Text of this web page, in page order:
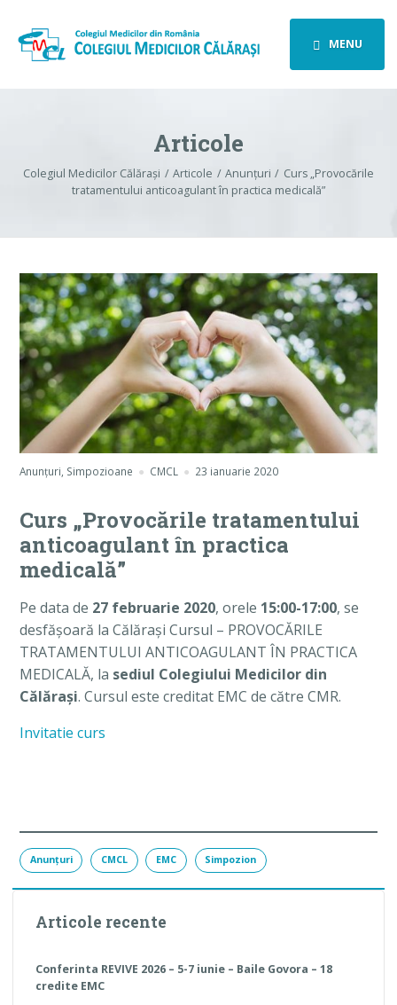
MENU
Articole
Colegiul Medicilor Călărași Articole Anunțuri
Curs „Provocările
tratamentului anticoagulant în practica medicală”
Anunțuri Simpozioane CMCL 23 ianuarie 2020
Curs „Provocările tratamentului
anticoagulant în practica
medicală”
Pe data de 27 februarie 2020, orele 15:00-17:00, se
desfăşoară la Călăraşi Cursul – PROVOCĂRILE
TRATAMENTULUI ANTICOAGULANT ÎN PRACTICA
MEDICALĂ, la sediul Colegiului Medicilor din
Călăraşi. Cursul este creditat EMC de către CMR.
Invitatie curs
Anunțuri CMCL EMC Simpozion
Articole recente
Conferinta REVIVE 2026 – 5-7 iunie – Baile Govora – 18
credite EMC